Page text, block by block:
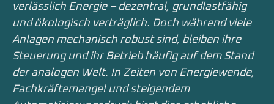
verlässlich Energie – dezentral, grundlastfähig
und ökologisch verträglich. Doch während viele
Anlagen mechanisch robust sind, bleiben ihre
Steuerung und ihr Betrieb häufig auf dem Stand
der analogen Welt. In Zeiten von Energiewende,
Fachkräftemangel und steigendem